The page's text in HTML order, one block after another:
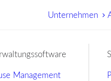
Unternehmen
Management